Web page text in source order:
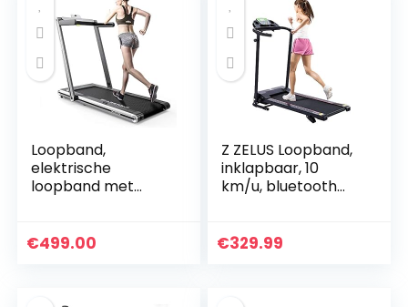
Loopband,
elektrische
loopband met
km/h tot 15 km/u,
€499.00
Z ZELUS Loopband,
inklapbaar, 10
km/u, bluetooth
loopvlak, 100 x 36
€329.99